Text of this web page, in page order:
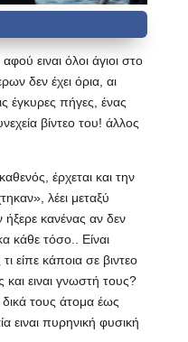
ειναι όλοι άγιοι στο
δεν έχει όρια, αι
έγκυρες πήγες, ένας
βίντεο του! άλλος
έρχεται και την
λέει μεταξύ
κανένας αν δεν
κάθε τόσο.. Είναι
είπε κάποια σε βιντεο
ειναι γνωστή τους?
τους άτομα έως
ειναι πυρηνική φυσική